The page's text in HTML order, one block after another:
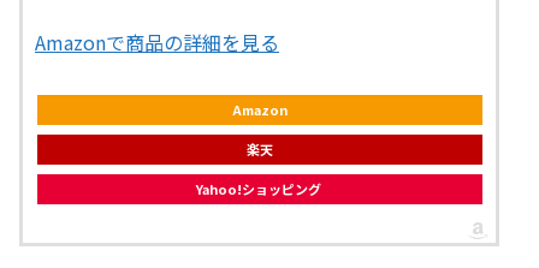
Amazonで商品の詳細を見る
Amazon
楽天
Yahoo!ショッピング